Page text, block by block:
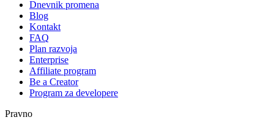
Dnevnik promena
Blog
Kontakt
FAQ
Plan razvoja
Enterprise
Affiliate program
Be a Creator
Program za developere
Pravno